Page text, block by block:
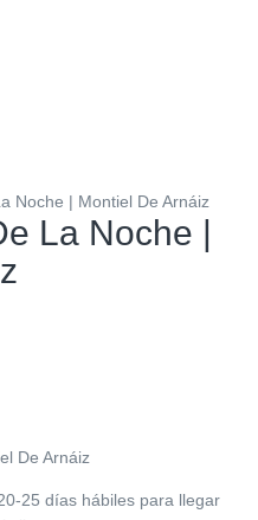
Noche | Montiel De Arnáiz
La Noche |
De Arnáiz
25 días hábiles para llegar